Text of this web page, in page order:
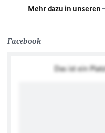
Mehr dazu in unseren
Facebook
Das ist ein